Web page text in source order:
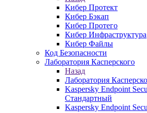
Кибер Протект
Кибер Бэкап
Кибер Протего
Кибер Инфраструктура
Кибер Файлы
Код Безопасности
Лаборатория Касперского
Назад
Лаборатория
Kaspersky Endpoint
Стандартный
Kaspersky Endpoint